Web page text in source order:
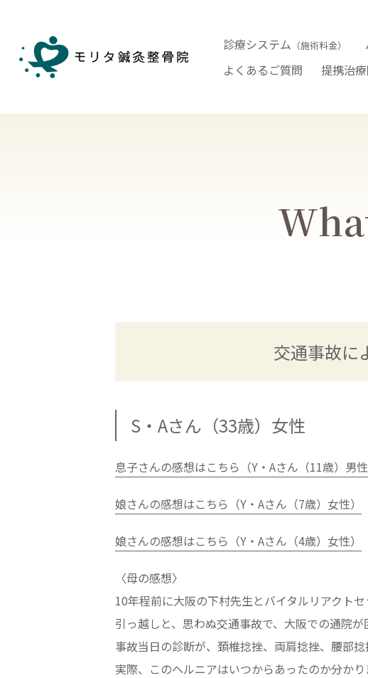
診療システム （施術料金）
よくあるご質問
提携治
交通事故に
S・Aさん（33歳）女性
息子さんの感想はこちら（Y・Aさん（11歳）男性
娘さんの感想はこちら（Y・Aさん（7歳）女性）
娘さんの感想はこちら（Y・Aさん（4歳）女性）
〈母の感想〉
10年程前に大阪の下村先生とバイタルリアクト
引っ越しと、思わぬ交通事故で、大阪での通院
事故当日の診断が、頚椎捻挫、両肩捻挫、腰部
実際、このヘルニアはいつからあったのか分か